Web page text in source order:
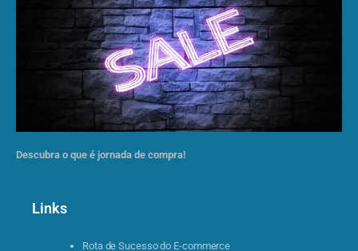
Descubra o que é jornada de compra!
Links
Rota de Sucesso do E-commerce